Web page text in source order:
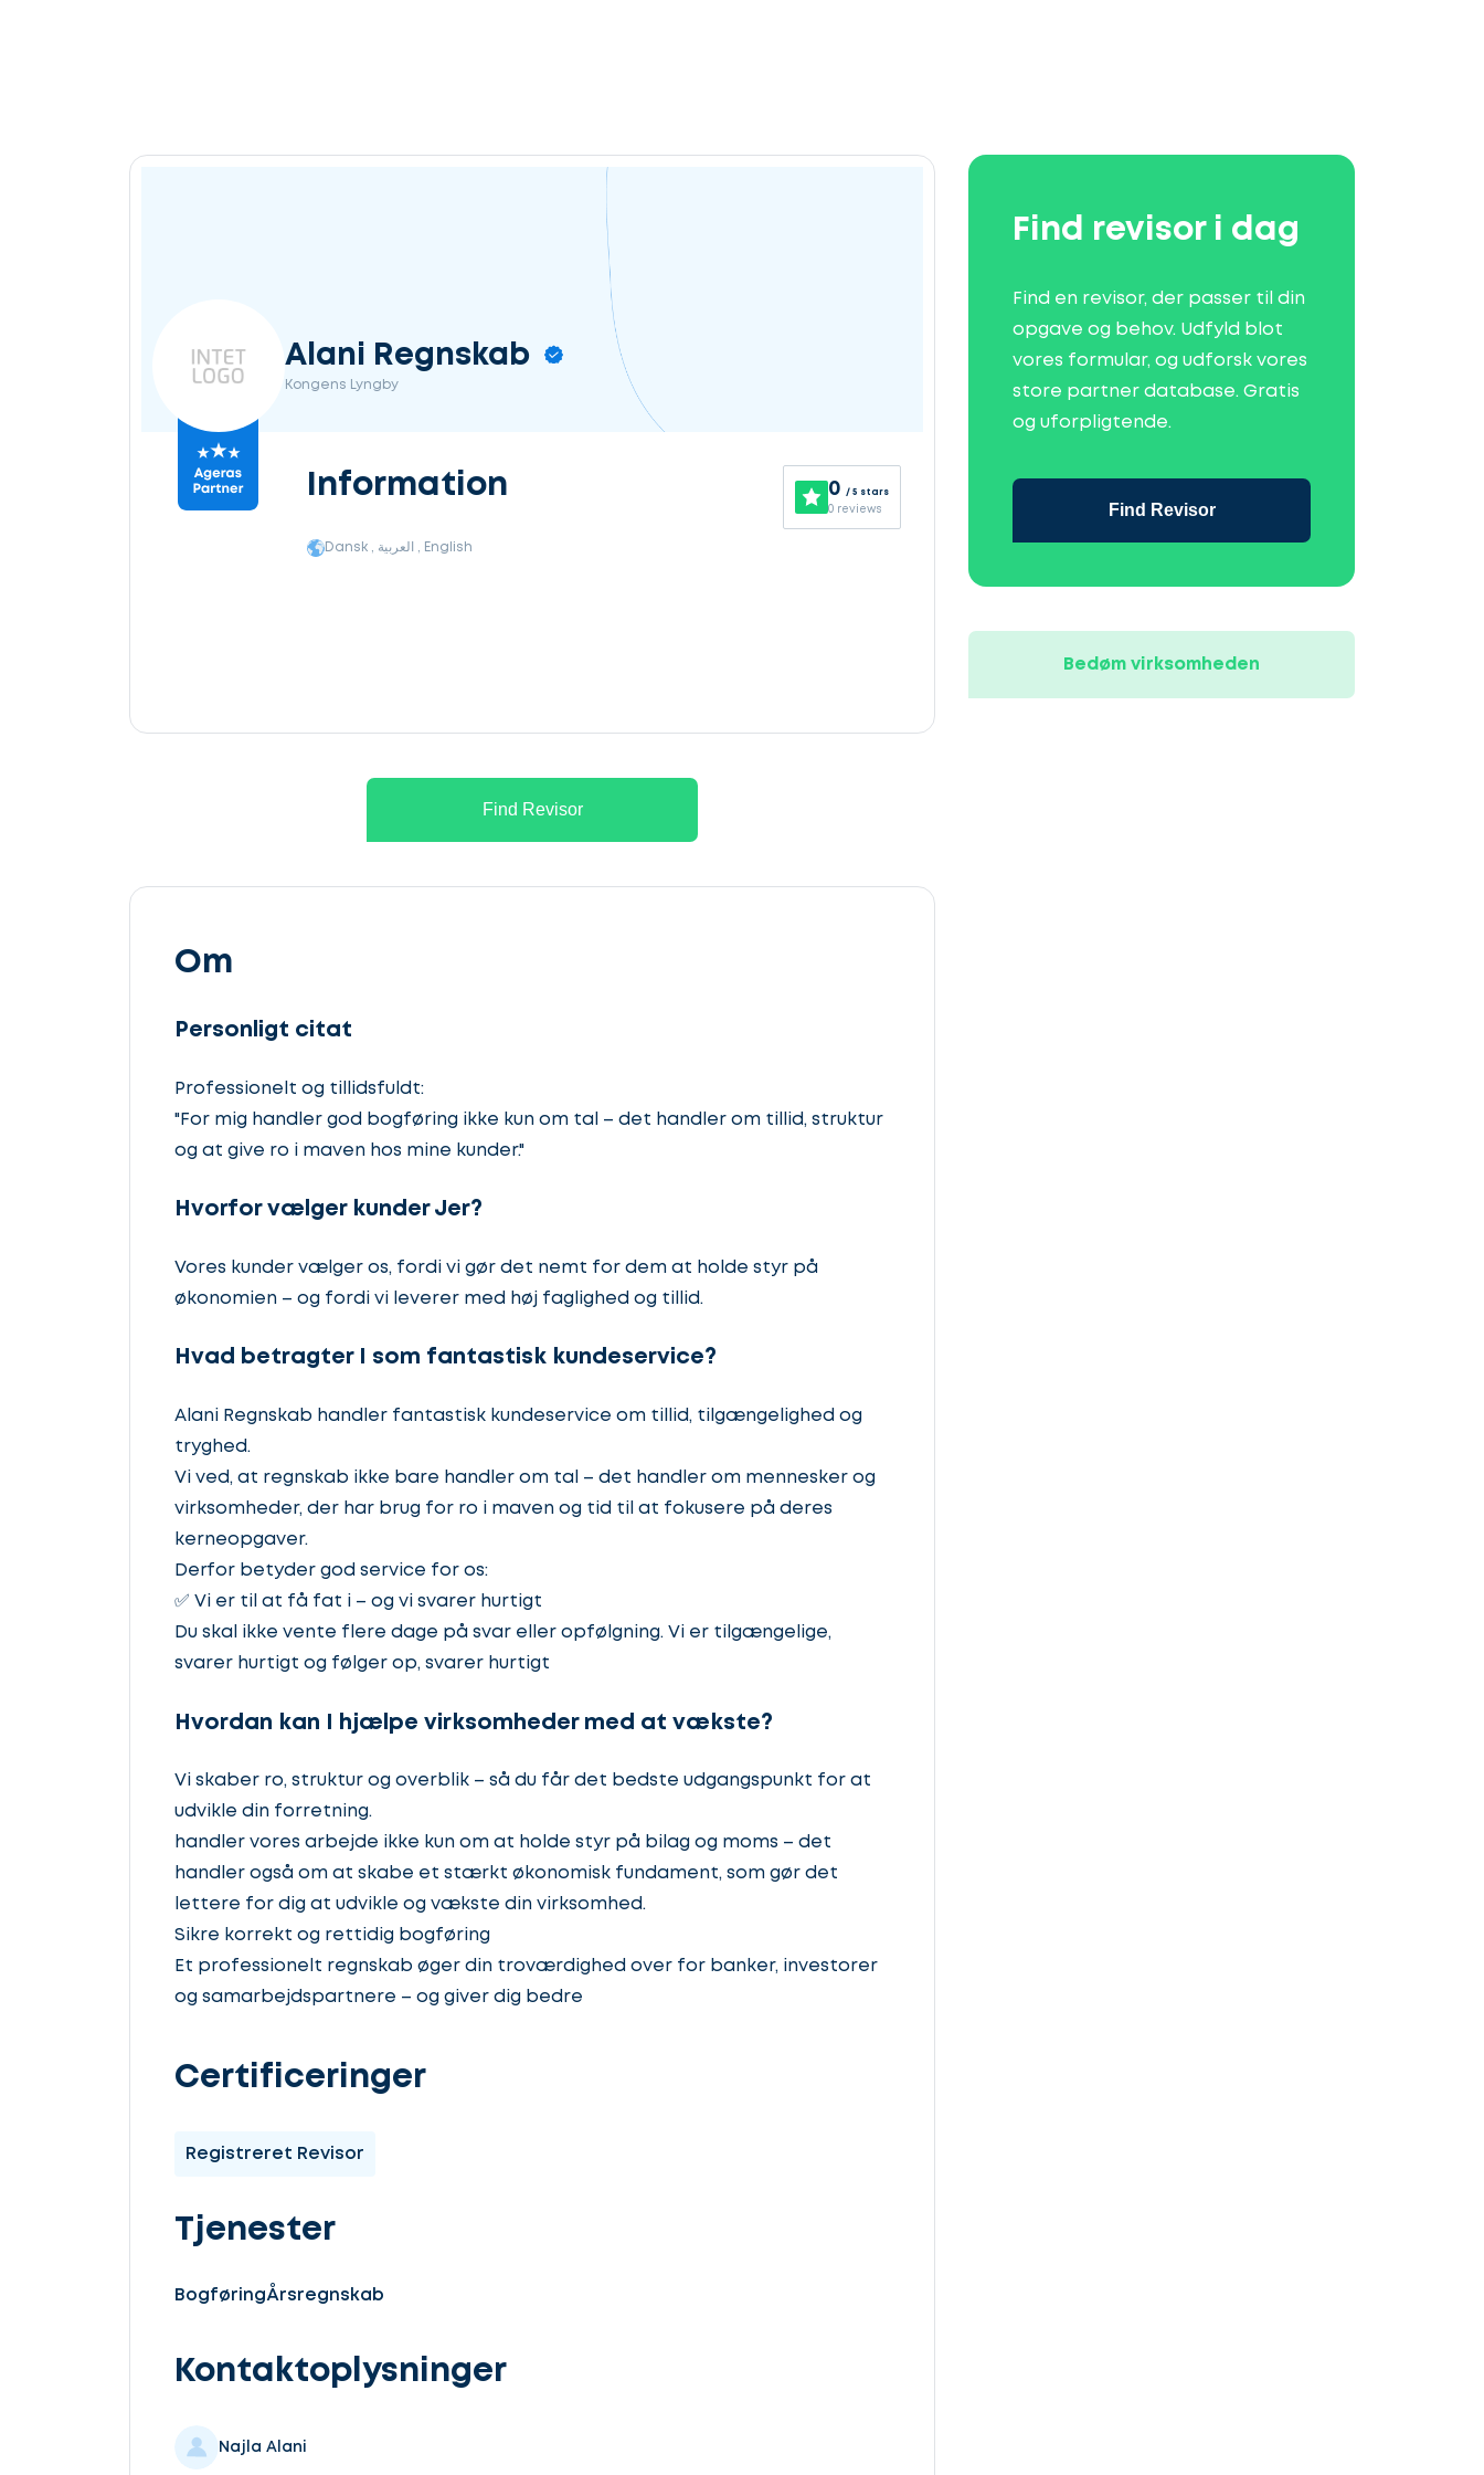
Alani Regnskab
Kongens Lyngby
0 / 5 stars
0 reviews
Information
Dansk , العربية , English
Find Revisor
Om
Personligt citat
Professionelt og tillidsfuldt:
"For mig handler god bogføring ikke kun om tal – det handler om tillid, struktur
og at give ro i maven hos mine kunder."
Hvorfor vælger kunder Jer?
Vores kunder vælger os, fordi vi gør det nemt for dem at holde styr på
økonomien – og fordi vi leverer med høj faglighed og tillid.
Hvad betragter I som fantastisk kundeservice?
Alani Regnskab handler fantastisk kundeservice om tillid, tilgængelighed og
tryghed.
Vi ved, at regnskab ikke bare handler om tal – det handler om mennesker og
virksomheder, der har brug for ro i maven og tid til at fokusere på deres
kerneopgaver.
Derfor betyder god service for os:
✅ Vi er til at få fat i – og vi svarer hurtigt
Du skal ikke vente flere dage på svar eller opfølgning. Vi er tilgængelige,
svarer hurtigt og følger op, svarer hurtigt
Hvordan kan I hjælpe virksomheder med at vækste?
Vi skaber ro, struktur og overblik – så du får det bedste udgangspunkt for at
udvikle din forretning.
handler vores arbejde ikke kun om at holde styr på bilag og moms – det
handler også om at skabe et stærkt økonomisk fundament, som gør det
lettere for dig at udvikle og vækste din virksomhed.
Sikre korrekt og rettidig bogføring
Et professionelt regnskab øger din troværdighed over for banker, investorer
og samarbejdspartnere – og giver dig bedre
Certificeringer
Registreret Revisor
Tjenester
BogføringÅrsregnskab
Kontaktoplysninger
Najla Alani
Find revisor i dag
Find en revisor, der passer til din
opgave og behov. Udfyld blot
vores formular, og udforsk vores
store partner database. Gratis
og uforpligtende.
Find Revisor
Bedøm virksomheden